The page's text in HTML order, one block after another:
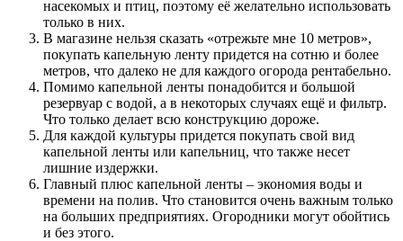
насекомых и птиц, поэтому её желательно использовать
только в них.
В магазине нельзя сказать «отрежьте мне 10 метров»,
покупать капельную ленту придется на сотню и более
метров, что далеко не для каждого огорода рентабельно.
Помимо капельной ленты понадобится и большой
резервуар с водой, а в некоторых случаях ещё и фильтр.
Что только делает всю конструкцию дороже.
Для каждой культуры придется покупать свой вид
капельной ленты или капельниц, что также несет
лишние издержки.
Главный плюс капельной ленты – экономия воды и
времени на полив. Что становится очень важным только
на больших предприятиях. Огородники могут обойтись
и без этого.